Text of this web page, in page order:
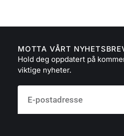
MOTTA VÅRT
Hold deg oppdatert på
viktige nyheter.